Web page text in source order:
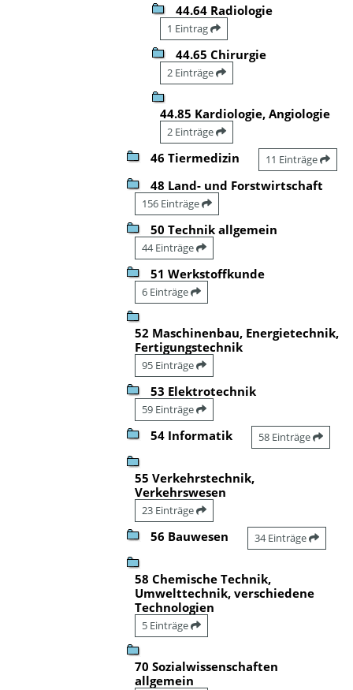
44.64 Radiologie
1 Eintrag
44.65 Chirurgie
2 Einträge
44.85 Kardiologie, Angiologie
2 Einträge
46 Tiermedizin 11 Einträge
48 Land- und Forstwirtschaft
156 Einträge
50 Technik allgemein
44 Einträge
51 Werkstoffkunde
6 Einträge
52 Maschinenbau, Energietechnik,
Fertigungstechnik
95 Einträge
53 Elektrotechnik
59 Einträge
54 Informatik 58 Einträge
55 Verkehrstechnik,
Verkehrswesen
23 Einträge
56 Bauwesen 34 Einträge
58 Chemische Technik,
Umwelttechnik, verschiedene
Technologien
5 Einträge
70 Sozialwissenschaften
allgemein